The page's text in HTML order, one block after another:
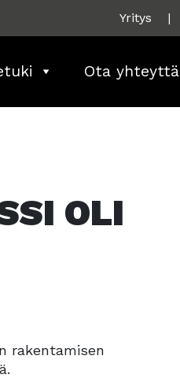
Yritys |
Ota yhteyttä
OLI
rakentamisen